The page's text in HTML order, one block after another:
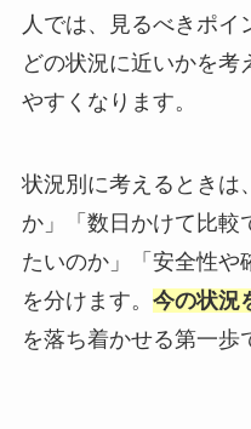
人では、見るべきポ
どの状況に近いかを
やすくなります。
状況別に考えるときは
か」「数日かけて比較
たいのか」「安全性や
を分けます。 今の状況
を落ち着かせる第一歩